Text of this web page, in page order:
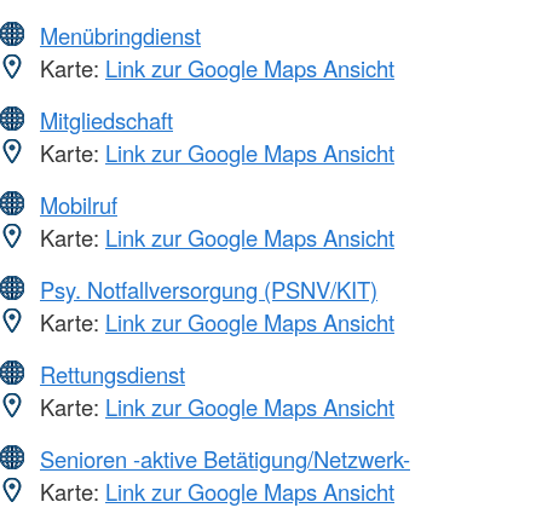
Menübringdienst
Karte: Link zur Google Maps Ansicht
Mitgliedschaft
Karte: Link zur Google Maps Ansicht
Mobilruf
Karte: Link zur Google Maps Ansicht
Psy. Notfallversorgung (PSNV/KIT)
Karte: Link zur Google Maps Ansicht
Rettungsdienst
Karte: Link zur Google Maps Ansicht
Senioren -aktive Betätigung/Netzwerk-
Karte: Link zur Google Maps Ansicht